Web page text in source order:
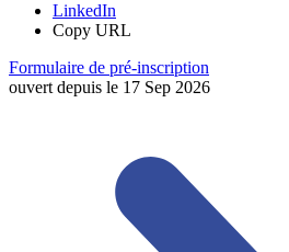
LinkedIn
Copy URL
Formulaire de pré-inscription
ouvert depuis le 17 Sep 2026